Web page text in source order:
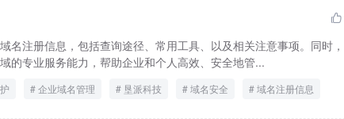

名注册信息，包括查询途径、常用工具、以及相关注意事项。同时，
的专业服务能力，帮助企业和个人高效、安全地管...
企业域名管理 垦派科技 域名安全 域名注册信息